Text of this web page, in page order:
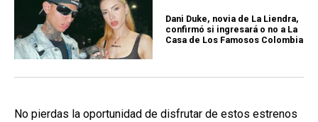
Dani Duke, novia de La Liendra,
confirmó si ingresará o no a La
Casa de Los Famosos Colombia
No pierdas la oportunidad de disfrutar de estos estrenos